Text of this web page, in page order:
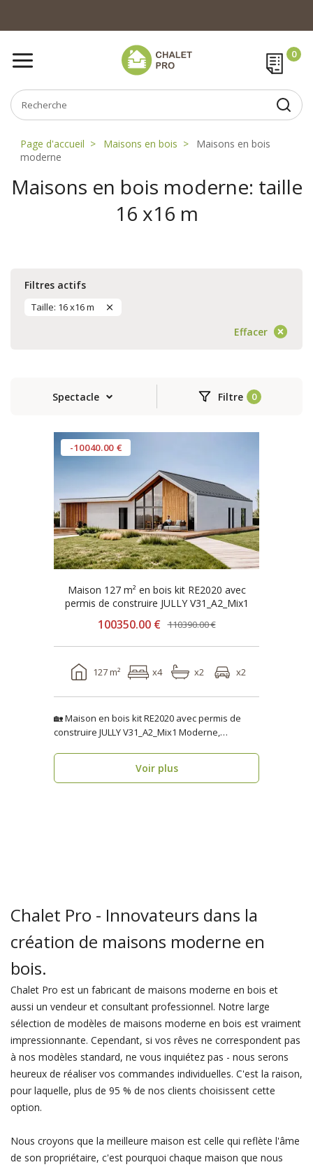
Page d'accueil Maisons en bois
Maisons en bois
moderne
Maisons en bois moderne: taille
16 x16 m
Filtres actifs
Taille: 16 x16 m
Effacer
Spectacle Filtre
-10040.00 €
Maison 127 m² en bois kit RE2020 avec
permis de construire JULLY V31_A2_Mix1
100350.00 € 110390.00 €
127 m² x4 x2 x2
🏡 Maison en bois kit RE2020 avec permis de
construire JULLY V31_A2_Mix1 Moderne,
Voir plus
Chalet Pro - Innovateurs dans la
création de maisons moderne en
bois.
Chalet Pro est un fabricant de maisons moderne en bois et
aussi un vendeur et consultant professionnel. Notre large
sélection de modèles de maisons moderne en bois est vraiment
impressionnante. Cependant, si vos rêves ne correspondent pas
à nos modèles standard, ne vous inquiétez pas - nous serons
heureux de réaliser vos commandes individuelles. C'est la raison,
pour laquelle, plus de 95 % de nos clients choisissent cette
option.
Nous croyons que la meilleure maison est celle qui reflète l'âme
de son propriétaire, c'est pourquoi chaque maison que nous